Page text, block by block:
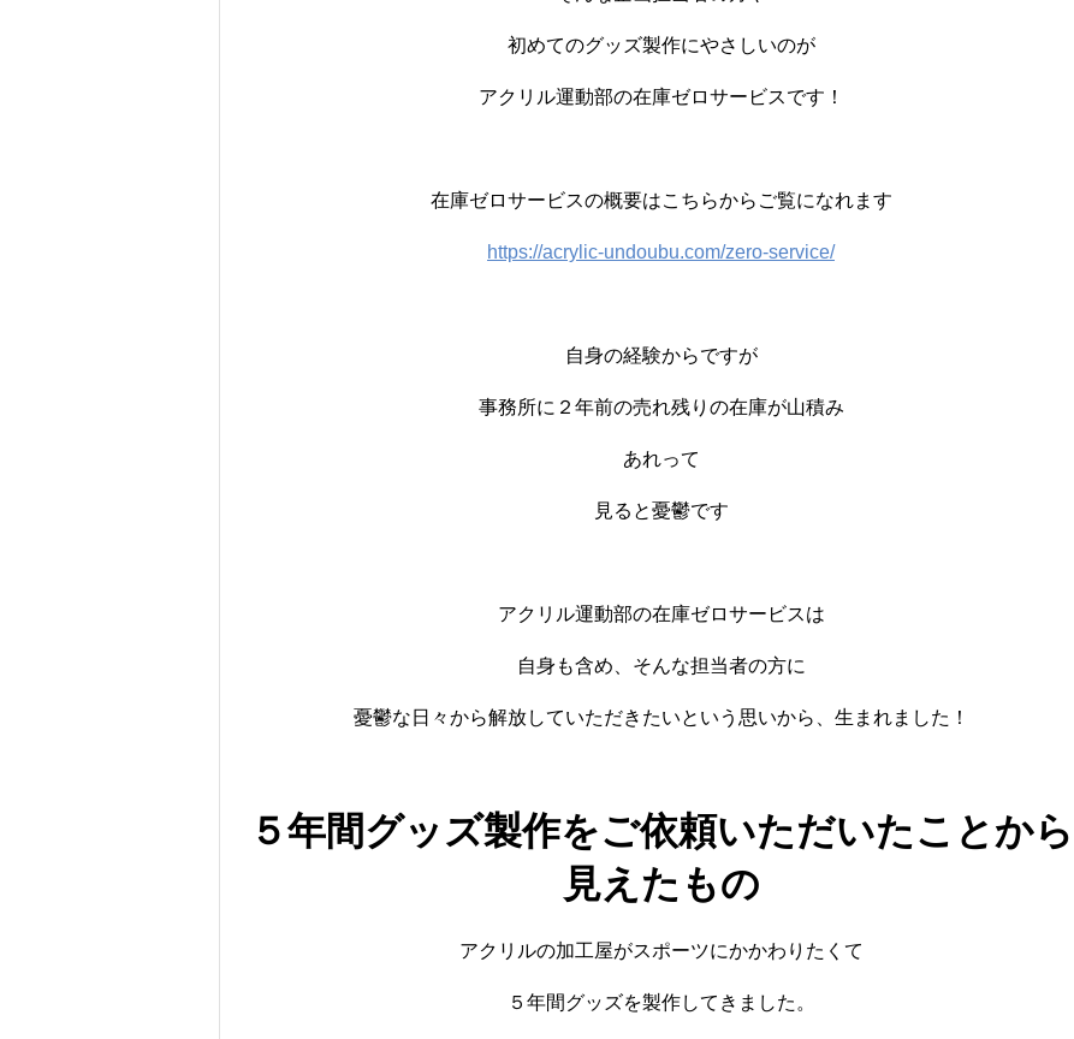
初めてのグッズ製作にやさしいのが
アクリル運動部の在庫ゼロサービスです！
在庫ゼロサービスの概要はこちらからご覧になれます
https://acrylic-undoubu.com/zero-service/
自身の経験からですが
事務所に２年前の売れ残りの在庫が山積み
あれって
見ると憂鬱です
アクリル運動部の在庫ゼロサービスは
自身も含め、そんな担当者の方に
憂鬱な日々から解放していただきたいという思いから、生まれました！
５年間グッズ製作をご依頼いただいたことから
見えたもの
アクリルの加工屋がスポーツにかかわりたくて
５年間グッズを製作してきました。